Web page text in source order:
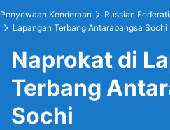
Penyewaan Kenderaan Russian
Lapangan Terbang Antarabangsa Sochi
Naprokat di
Terbang
Sochi